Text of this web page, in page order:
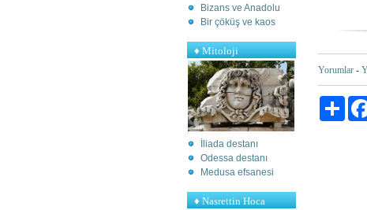
Bizans ve Anadolu
Bir çöküş ve kaos
♦Mitoloji
İliada destanı
Odessa destanı
Medusa efsanesi
♦ Nasrettin Hoca
Yorumlar -